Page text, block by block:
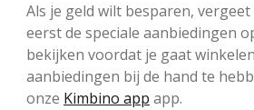
Als je geld wilt besparen,
eerst de speciale aanbiedingen
bekijken voordat je gaat
aanbiedingen bij de hand te
onze Kimbino app app.